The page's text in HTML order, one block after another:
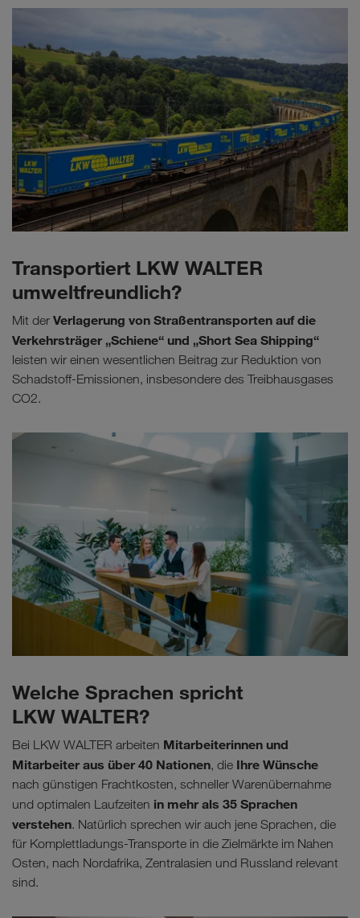
Transportiert LKW WALTER
umweltfreundlich?
Mit der Verlagerung von Straßentransporten auf die
Verkehrsträger „Schiene“ und „Short Sea Shipping“
leisten wir einen wesentlichen Beitrag zur Reduktion von
Schadstoff-Emissionen, insbesondere des Treibhausgases
CO2.
Welche Sprachen spricht
LKW WALTER?
Bei LKW WALTER arbeiten Mitarbeiterinnen und
Mitarbeiter aus über 40 Nationen, die Ihre Wünsche
nach günstigen Frachtkosten, schneller Warenübernahme
und optimalen Laufzeiten in mehr als 35 Sprachen
verstehen. Natürlich sprechen wir auch jene Sprachen, die
für Komplettladungs-Transporte in die Zielmärkte im Nahen
Osten, nach Nordafrika, Zentralasien und Russland relevant
sind.